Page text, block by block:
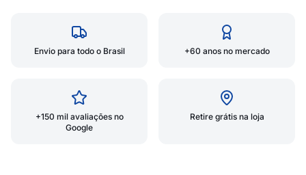
Envio para todo o Brasil +60 anos no mercado
+150 mil avaliações no
Google
Retire grátis na loja